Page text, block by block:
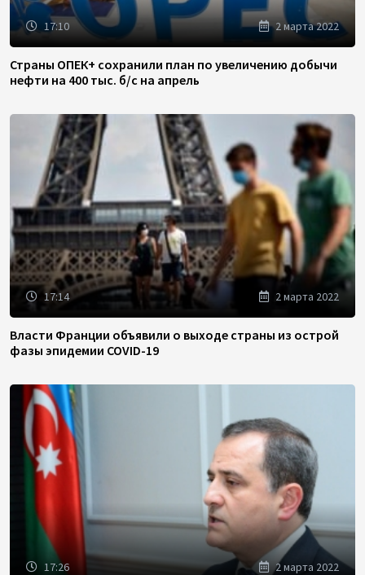
17:10 2 марта 2022
Страны ОПЕК+ сохранили план по увеличению добычи
нефти на 400 тыс. б/с на апрель
17:14 2 марта 2022
Власти Франции объявили о выходе страны из острой
фазы эпидемии COVID-19
17:26 2 марта 2022